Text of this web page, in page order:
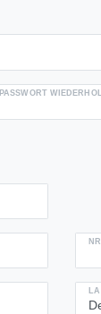
PASSWORT